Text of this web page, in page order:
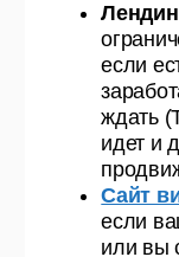
если
ждать
идет и
Сайт
если
или вы